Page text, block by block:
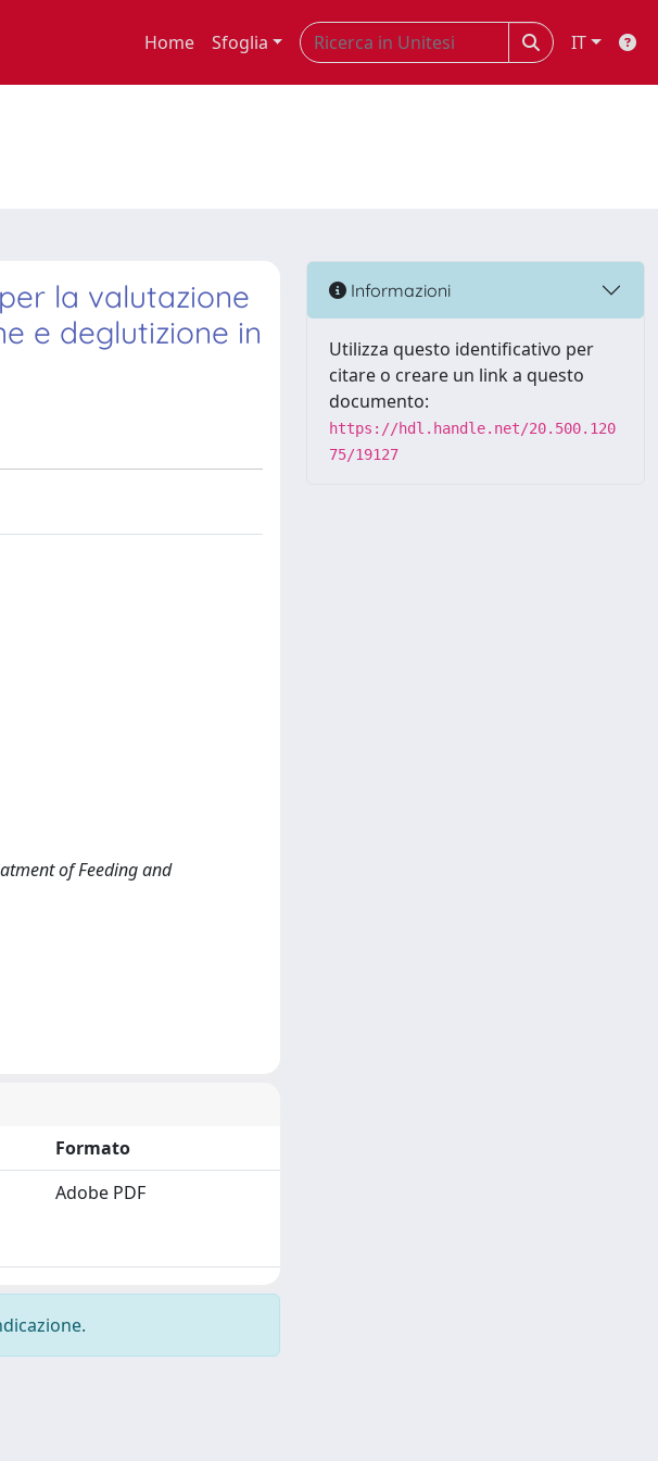
Home Sfoglia IT
la valutazione
e deglutizione in
of Feeding and
Formato
Adobe PDF
Informazioni
Utilizza questo identificativo per
citare o creare un link a questo
documento:
https://hdl.handle.net/20.500.120
75/19127